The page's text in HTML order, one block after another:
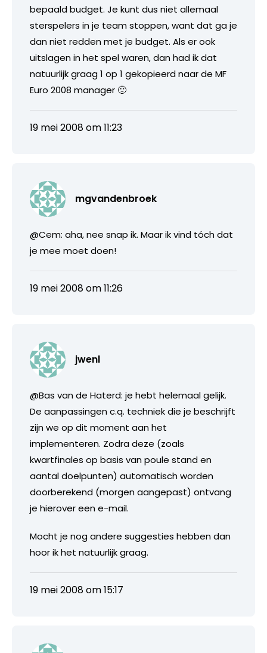
bepaald budget. Je kunt dus niet allemaal
sterspelers in je team stoppen, want dat ga je
dan niet redden met je budget. Als er ook
uitslagen in het spel waren, dan had ik dat
natuurlijk graag 1 op 1 gekopieerd naar de MF
Euro 2008 manager 🙂
19 mei 2008 om 11:23
mgvandenbroek
@Cem: aha, nee snap ik. Maar ik vind tóch dat
je mee moet doen!
19 mei 2008 om 11:26
jwenl
@Bas van de Haterd: je hebt helemaal gelijk.
De aanpassingen c.q. techniek die je beschrijft
zijn we op dit moment aan het
implementeren. Zodra deze (zoals
kwartfinales op basis van poule stand en
aantal doelpunten) automatisch worden
doorberekend (morgen aangepast) ontvang
je hierover een e-mail.
Mocht je nog andere suggesties hebben dan
hoor ik het natuurlijk graag.
19 mei 2008 om 15:17